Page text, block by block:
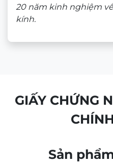
20 năm kinh nghiệm
kính.
GIẤY CHỨNG
Sản